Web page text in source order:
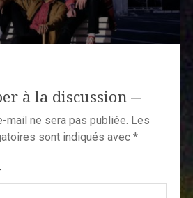
à la discussion
mail ne sera pas publiée. Les
sont indiqués avec *